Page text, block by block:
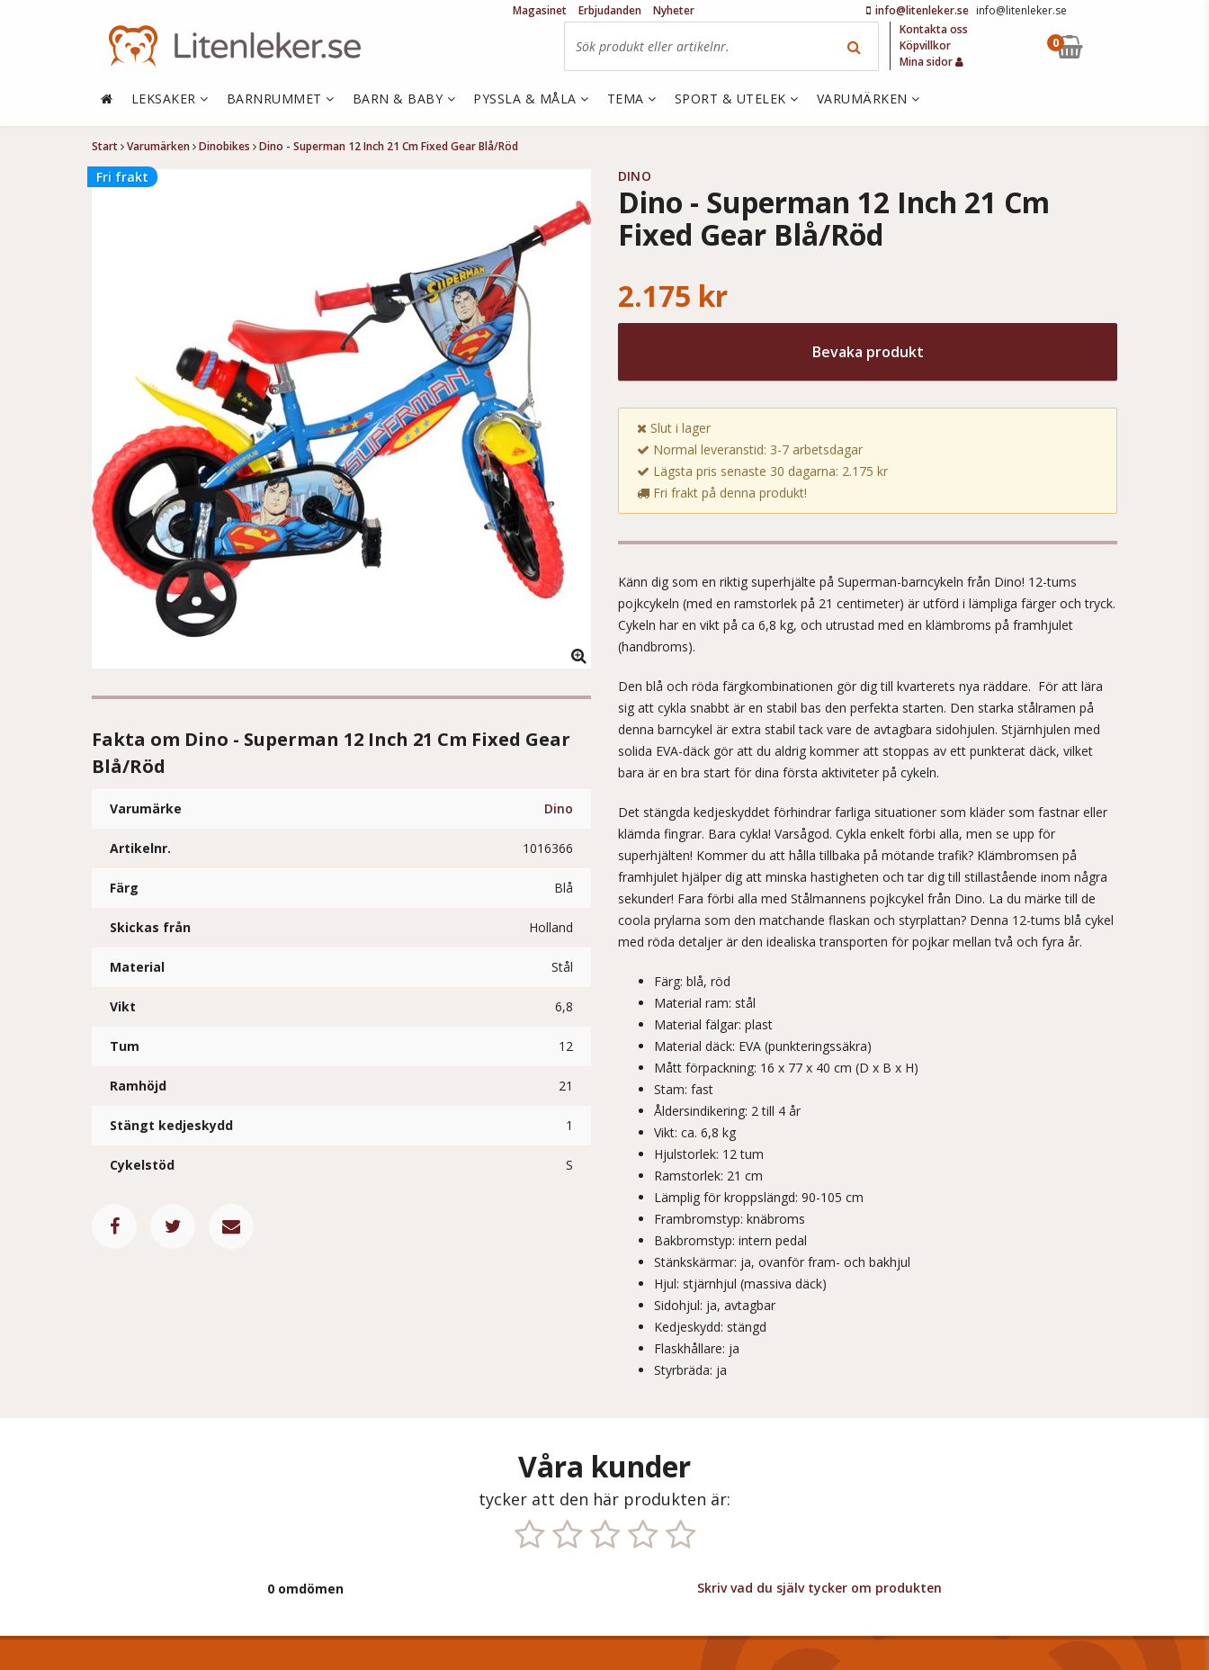
Start Varumärken Dinobikes Dino - Superman 12 Inch 21 Cm Fixed Gear Blå/Röd
Fri frakt
Fakta om Dino - Superman 12 Inch 21 Cm Fixed Gear
Blå/Röd
Varumärke Dino
Artikelnr. 1016366
Färg Blå
Skickas från Holland
Material Stål
Vikt 6,8
Tum 12
Ramhöjd 21
Stängt kedjeskydd 1
Cykelstöd S
DINO
Dino - Superman 12 Inch 21 Cm
Fixed Gear Blå/Röd
2.175 kr
Bevaka produkt
Slut i lager
Normal leveranstid: 3-7 arbetsdagar
Lägsta pris senaste 30 dagarna: 2.175 kr
Fri frakt på denna produkt!
Känn dig som en riktig superhjälte på Superman-barncykeln från Dino! 12-tums
pojkcykeln (med en ramstorlek på 21 centimeter) är utförd i lämpliga färger och tryck.
Cykeln har en vikt på ca 6,8 kg, och utrustad med en klämbroms på framhjulet
(handbroms).
Den blå och röda färgkombinationen gör dig till kvarterets nya räddare. För att lära
sig att cykla snabbt är en stabil bas den perfekta starten. Den starka stålramen på
denna barncykel är extra stabil tack vare de avtagbara sidohjulen. Stjärnhjulen med
solida EVA-däck gör att du aldrig kommer att stoppas av ett punkterat däck, vilket
bara är en bra start för dina första aktiviteter på cykeln.
Det stängda kedjeskyddet förhindrar farliga situationer som kläder som fastnar eller
klämda fingrar. Bara cykla! Varsågod. Cykla enkelt förbi alla, men se upp för
superhjälten! Kommer du att hålla tillbaka på mötande trafik? Klämbromsen på
framhjulet hjälper dig att minska hastigheten och tar dig till stillastående inom några
sekunder! Fara förbi alla med Stålmannens pojkcykel från Dino. La du märke till de
coola prylarna som den matchande flaskan och styrplattan? Denna 12-tums blå cykel
med röda detaljer är den idealiska transporten för pojkar mellan två och fyra år.
Färg: blå, röd
Material ram: stål
Material fälgar: plast
Material däck: EVA (punkteringssäkra)
Mått förpackning: 16 x 77 x 40 cm (D x B x H)
Stam: fast
Åldersindikering: 2 till 4 år
Vikt: ca. 6,8 kg
Hjulstorlek: 12 tum
Ramstorlek: 21 cm
Lämplig för kroppslängd: 90-105 cm
Frambromstyp: knäbroms
Bakbromstyp: intern pedal
Stänkskärmar: ja, ovanför fram- och bakhjul
Hjul: stjärnhjul (massiva däck)
Sidohjul: ja, avtagbar
Kedjeskydd: stängd
Flaskhållare: ja
Styrbräda: ja
Våra kunder
tycker att den här produkten är:
0 omdömen Skriv vad du själv tycker om produkten
info@litenleker.se info@litenleker.se
Magasinet Erbjudanden
Nyheter
Kontakta oss
Köpvillkor
Mina sidor
0
LEKSAKER BARNRUMMET BARN & BABY PYSSLA & MÅLA TEMA SPORT & UTELEK VARUMÄRKEN